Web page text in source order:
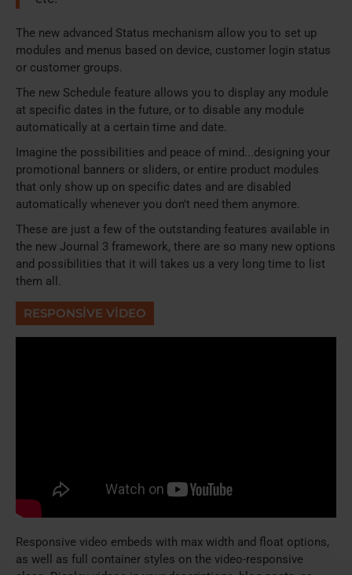
The new advanced Status mechanism allow you to set up
modules and menus based on device, customer login status
or customer groups.
The new Schedule feature allows you to display any module
at specific dates in the future, or to disable any module
automatically at a certain time and date.
Imagine the possibilities and peace of mind...designing your
promotional banners or sliders, or entire product modules
that only show up on specific dates and are disabled
automatically whenever you don't need them anymore.
These are just a few of the outstanding features available in
the new Journal 3 framework, there are so many new options
and possibilities that it will takes us a very long time to list
them all.
RESPONSIVE VIDEO
Responsive video embeds with max width and float options,
as well as full container styles on the video-responsive